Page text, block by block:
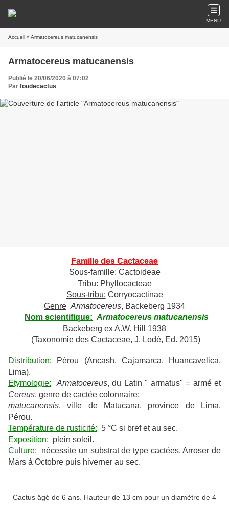
MENU
Accueil » Armatocereus matucanensis
Armatocereus matucanensis
Publié le 20/06/2020 à 07:02
Par foudecactus
Famille des Cactaceae
Sous-famille: Cactoideae
Tribu: Phyllocacteae
Sous-tribu: Corryocactinae
Genre Armatocereus, Backeberg 1934
Nom scientifique: Armatocereus matucanensis
Backeberg ex A.W. Hill 1938
(Taxonomie des Cactaceae, J. Lodé, Ed. 2015)
Distribution: Pérou (Ancash, Cajamarca, Huancavelica,
Lima).
Etymologie:
Armatocereus, du Latin " armatus" = armé et
Cereus, genre de cactée colonnaire;
matucanensis, ville de Matucana, province de Lima,
Pérou.
Température de rusticité: 5 °C si bref et au sec.
Exposition: plein soleil.
Culture: nécessite un substrat de type cactées. Arroser de
Mars à Octobre puis hiverner au sec.
Cactus âgé de 6 ans. Hauteur de 13 cm pour un diamètre de 4